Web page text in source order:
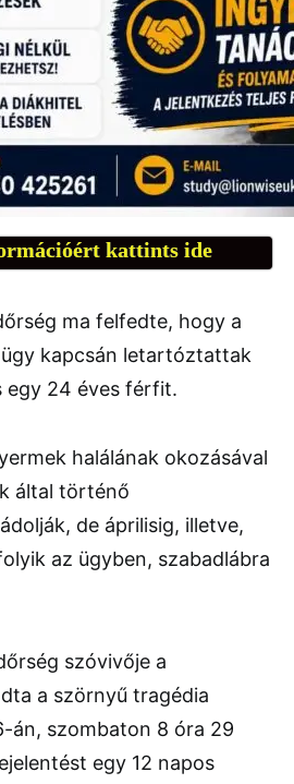
kattints ide
ma felfedte, hogy a
kapcsán letartóztattak
egy 24 éves férfit.
halálának okozásával
által történő
de áprilisig, illetve,
az ügyben, szabadlábra
szóvivője a
a szörnyű tragédia
án, szombaton 8 óra 29
egy 12 napos